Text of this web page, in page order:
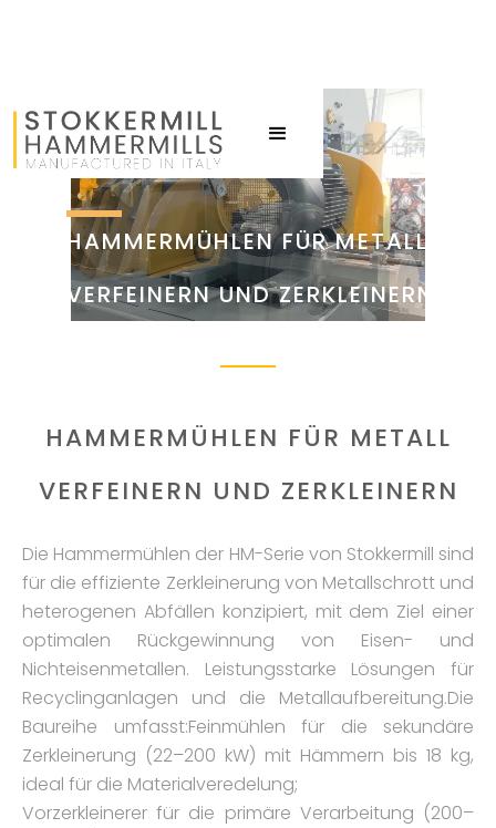
HAMMERMÜHLEN FÜR METALL
VERFEINERN UND ZERKLEINERN
HAMMERMÜHLEN FÜR METALL
VERFEINERN UND ZERKLEINERN
Die Hammermühlen der HM-Serie von Stokkermill sind
für die effiziente Zerkleinerung von Metallschrott und
heterogenen Abfällen konzipiert, mit dem Ziel einer
optimalen Rückgewinnung von Eisen- und
Nichteisenmetallen. Leistungsstarke Lösungen für
Recyclinganlagen und die Metallaufbereitung.Die
Baureihe umfasst:Feinmühlen für die sekundäre
Zerkleinerung (22–200 kW) mit Hämmern bis 18 kg,
ideal für die Materialveredelung;
Vorzerkleinerer für die primäre Verarbeitung (200–